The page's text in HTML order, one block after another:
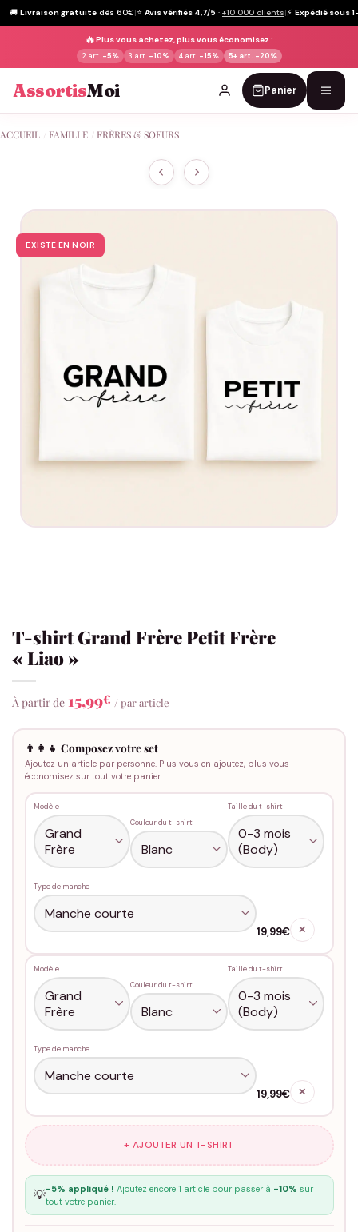
🚚 Livraison gratuite dès 60€|⭐ Avis vérifiés 4,7/5 · +10 000 clients|⚡ Expédié sous
🔥Plus vous achetez, plus vous économisez :
2 art. -5% 3 art. -10% 4 art. -15% 5+ art. -20%
AssortisMoi Panier
au
ACCUEIL FAMILLE FRÈRES & SOEURS
EXISTE EN NOIR
T-shirt Grand Frère Petit Frère
« Liao »
À partir de 15,99€ / par article
👨‍👩‍👧 Composez votre set
Ajoutez un article par personne. Plus vous en ajoutez, plus vous
économisez sur tout votre panier.
Modèle
Couleur du t-shirt
Taille du t-shirt
Type de manche
19,99€ ✕
Modèle
Couleur du t-shirt
Taille du t-shirt
Type de manche
19,99€ ✕
+ AJOUTER UN T-SHIRT
💡-5% appliqué ! Ajoutez encore 1 article pour passer à -10% sur
tout votre panier.